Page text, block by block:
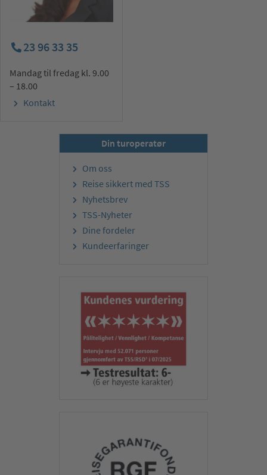
23 96 33 35
Mandag til fredag kl. 9.00
– 18.00
Kontakt
Din turoperatør
Om oss
Reise sikkert med TSS
Nyhetsbrev
TSS-Nyheter
Dine fordeler
Kundeerfaringer